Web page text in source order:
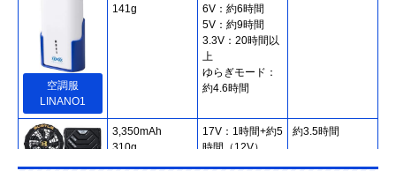
空調服
LINANO1
141g
6V：約6時間
5V：約9時間
3.3V：20時間以
上
ゆらぎモード：
約4.6時間
3,350mAh
310g
17V：1時間+約5
時間（12V）
約3.5時間